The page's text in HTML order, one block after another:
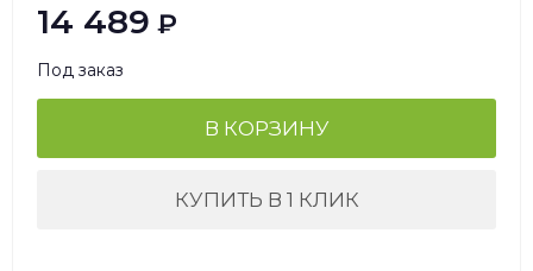
14 489 ₽
Под заказ
В КОРЗИНУ
КУПИТЬ В 1 КЛИК